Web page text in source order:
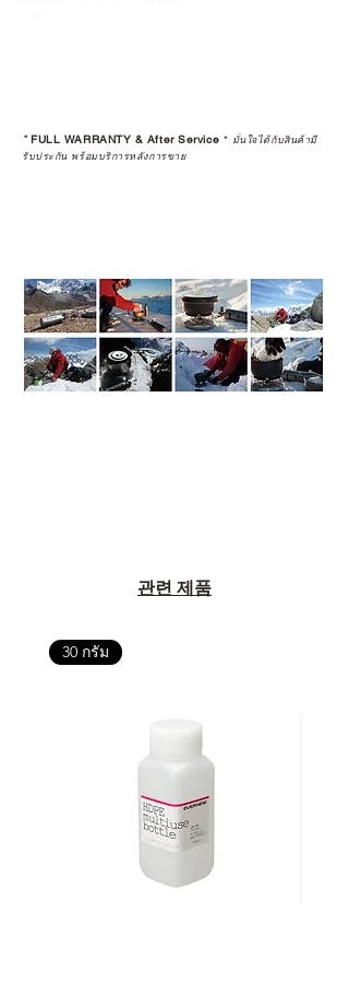
*FULL WARRANTY & After Service * มั่นใจได้กับสินค้ามี
รับประกัน พร้อมบริการหลังการขาย
관련 제품
30 กรัม